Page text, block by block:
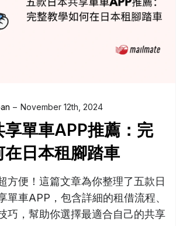
November 12th, 2024
享單車APP推薦：完
日本租腳踏車
方便！這篇文章為你整理了五款日
單車APP，包含詳細的租借流程、
巧，幫助你選擇最適合自己的共享